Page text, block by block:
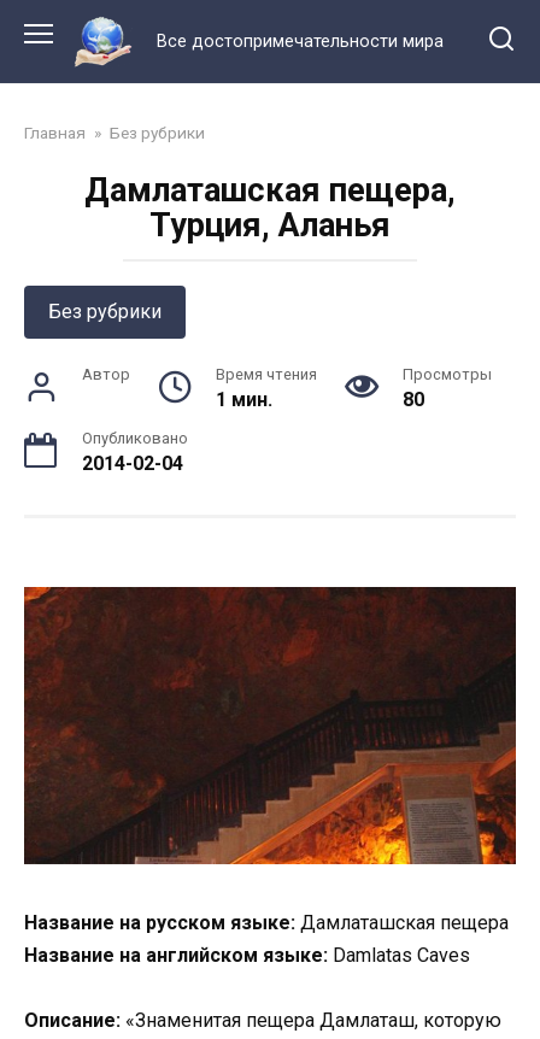
контенту
Все достопримечательности мира
Главная » Без рубрики
Дамлаташская пещера,
Турция, Аланья
Без рубрики
Автор Время чтения
1 мин.
Просмотры
80
Опубликовано
2014-02-04
Название на русском языке: Дамлаташская пещера
Название на английском языке: Damlatas Caves
Описание: «Знаменитая пещера Дамлаташ, которую